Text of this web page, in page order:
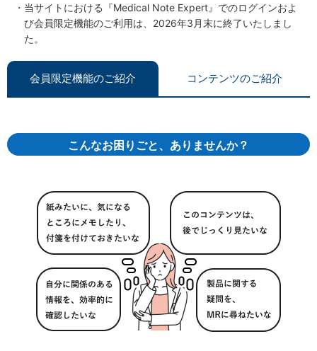
当サイトにおける『Medical Note Expert』でのログインおよ
び会員限定機能のご利用は、2026年3月末に終了いたしまし
た。
会員限定機能のご紹介 コンテンツのご紹介
こんなお困りごと、ありませんか？